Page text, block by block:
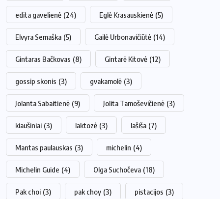
edita gavelienė (24) Eglė Krasauskienė (5)
Elvyra Semaška (5) Gailė Urbonavičiūtė (14)
Gintaras Bačkovas (8) Gintarė Kitovė (12)
gossip skonis (3) gvakamolė (3)
Jolanta Sabaitienė (9) Jolita Tamoševičienė (3)
kiaušiniai (3) laktozė (3) lašiša (7)
Mantas paulauskas (3) michelin (4)
Michelin Guide (4) Olga Suchočeva (18)
Pak choi (3) pak choy (3) pistacijos (3)